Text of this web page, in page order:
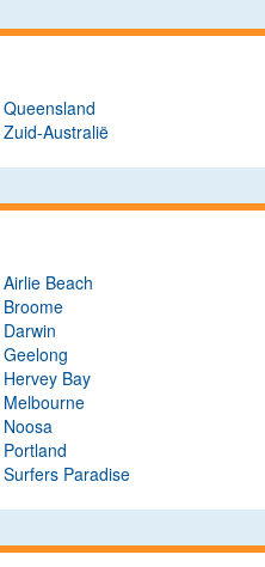
Queensland
Zuid-Australië
Airlie Beach
Broome
Darwin
Geelong
Hervey Bay
Melbourne
Noosa
Portland
Surfers Paradise